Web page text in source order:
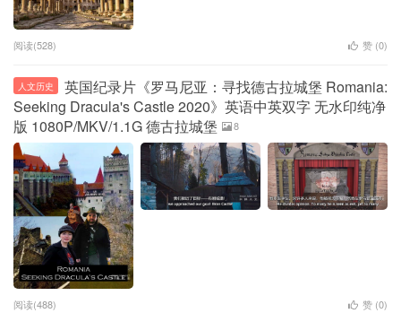
阅读(528) 赞 (0)
人文历史
英国纪录片《罗马尼亚：寻找德古拉城堡 Romania:
Seeking Dracula's Castle 2020》英语中英双字 无水印纯净
版 1080P/MKV/1.1G 德古拉城堡
8
阅读(488) 赞 (0)